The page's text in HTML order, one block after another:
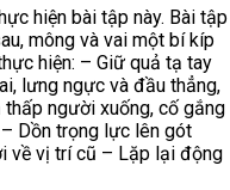
hiện bài tập này. Bài tập
mông và vai một bí kíp
hiện: – Giữ quả tạ tay
lưng ngực và đầu thẳng,
người xuống, cố gắng
Dồn trọng lực lên gót
về vị trí cũ – Lặp lại động